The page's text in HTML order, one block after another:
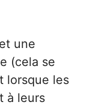
une
(cela se
lorsque les
à leurs